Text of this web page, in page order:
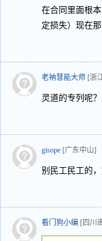
在合同里面根
定损失）现在
老衲慧能大师 [浙
灵道的专列呢
gisope [广东中山]
别民工民工的
看门狗小编 [四川